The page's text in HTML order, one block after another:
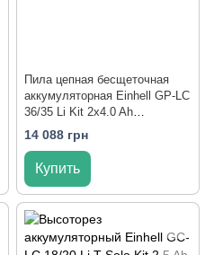
Пила цепная бесщеточная
аккумуляторная Einhell GP-LC
36/35 Li Kit 2x4.0 Ah
Twincharger
14 088 грн
Купить